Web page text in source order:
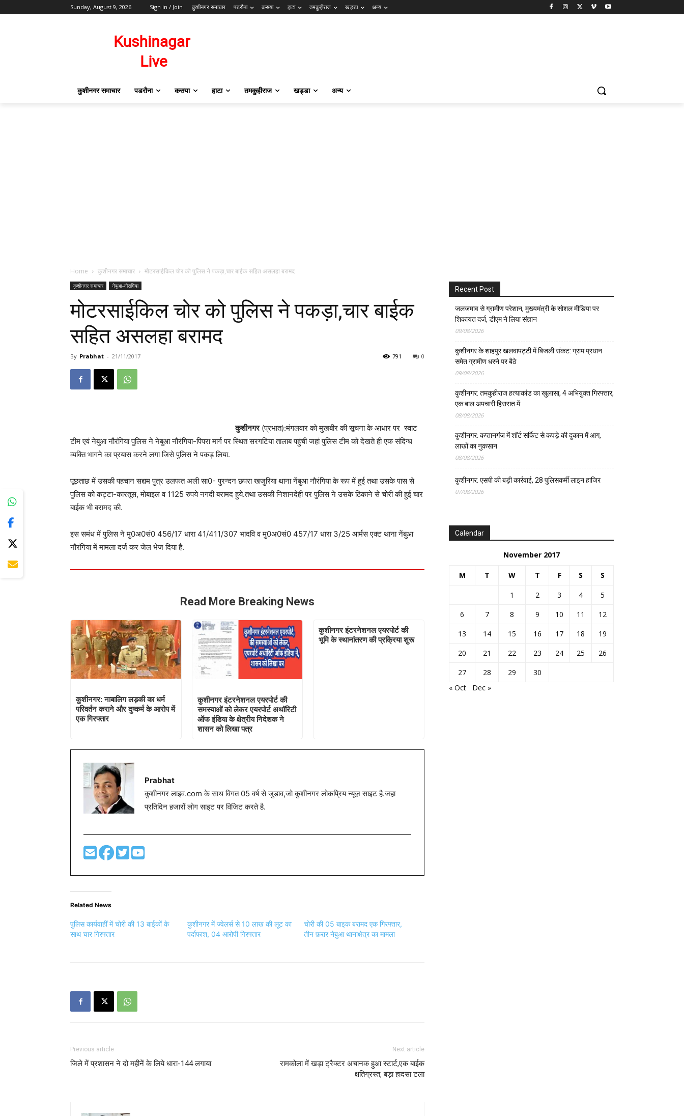
Sunday, August 9, 2026 Sign in / Join कुशीनगर समाचार पडरौना कसया हाटा तमकुहीराज खड्डा अन्य
कुशीनगर समाचार पडरौना कसया हाटा तमकुहीराज खड्डा अन्य
Home कुशीनगर समाचार मोटरसाईकिल चोर को पुलिस ने पकड़ा,चार बाईक सहित असलहा बरामद
कुशीनगर समाचार नेबुआ-नौरागिया
मोटरसाईकिल चोर को पुलिस ने पकड़ा,चार बाईक
सहित असलहा बरामद
By Prabhat - 21/11/2017 0
791
कुशीनगर(प्रभात):मंगलवार को मुखबीर की सूचना के आधार पर स्वाट
टीम एवं नेबुआ नौरंगिया पुलिस ने नेबुआ नौरंगिया-पिपरा मार्ग पर स्थित सरगटिया तालाब पहुंची जहां पुलिस टीम को देखते ही एक संदिग्ध
व्यक्ति भागने का प्रयास करने लगा जिसे पुलिस ने पकड़ लिया.
पूछताछ में उसकी पहचान सद्दाम पुत्र उलफत अली सा0- पुरन्दन छपरा खजुरिया थाना नेंबुआ नौरंगिया के रूप में हुई तथा उसके पास से
पुलिस को कट्टा-कारतूस, मोबाइल व 1125 रुपये नगदी बरामद हुये.तथा उसकी निशानदेही पर पुलिस ने उसके ठिकाने से चोरी की हुई चार
बाईक भी बरामद की.
इस समंध में पुलिस ने मु0अ0सं0 456/17 धारा 41/411/307 भादवि व मु0अ0सं0 457/17 धारा 3/25 आर्मस एक्ट थाना नेंबुआ
नौरंगिया में मामला दर्ज कर जेल भेज दिया है.
Read More Breaking News
कुशीनगर: नाबालिग लड़की का धर्म
परिवर्तन कराने और दुष्कर्म के आरोप में
एक गिरफ्तार
कुशीनगर इंटरनेशनल एयरपोर्ट की
समस्याओं को लेकर एयरपोर्ट अथॉरिटी
ऑफ इंडिया के क्षेत्रीय निदेशक ने
शासन को लिखा पत्र
कुशीनगर इंटरनेशनल एयरपोर्ट की
भूमि के स्थानांतरण की प्रक्रिया शुरू
Prabhat
कुशीनगर लाइव.com के साथ विगत 05 वर्ष से जुडाव,जो कुशीनगर लोकप्रिय न्यूज़ साइट है.जहा
प्रतिदिन हजारों लोग साइट पर विजिट करते है.
Related News
पुलिस कार्यवाहीं में चोरी की 13 बाईकों के
साथ चार गिरफ्तार
कुशीनगर में ज्वेलर्स से 10 लाख की लूट का
पर्दाफाश, 04 आरोपी गिरफ्तार
चोरी की 05 बाइक बरामद एक गिरफ्तार,
तीन फ़रार नेबुआ थानाक्षेत्र का मामला
Previous article
जिले में प्रशासन ने दो महीनें के लिये धारा-144 लगाया
Next article
रामकोला में खड़ा ट्रैक्टर अचानक हुआ स्टार्ट,एक बाईक
क्षतिग्रस्त, बड़ा हादसा टला
Recent Post
जलजमाव से ग्रामीण परेशान, मुख्यमंत्री के सोशल मीडिया पर
शिकायत दर्ज, डीएम ने लिया संज्ञान
09/08/2026
कुशीनगर के शाहपुर खलवापट्टी में बिजली संकट: ग्राम प्रधान
समेत ग्रामीण धरने पर बैठे
09/08/2026
कुशीनगर: तमकुहीराज हत्याकांड का खुलासा, 4 अभियुक्त गिरफ्तार,
एक बाल अपचारी हिरासत में
08/08/2026
कुशीनगर: कप्तानगंज में शॉर्ट सर्किट से कपड़े की दुकान में आग,
लाखों का नुकसान
08/08/2026
कुशीनगर: एसपी की बड़ी कार्रवाई, 28 पुलिसकर्मी लाइन हाजिर
07/08/2026
Calendar
November 2017
M T W T F S S
1 2 3 4
5
6
7 8 9 10 11
12
13
14 15 16 17 18
19
20
21 22 23 24 25
26
27
28 29
30
« Oct
Dec »